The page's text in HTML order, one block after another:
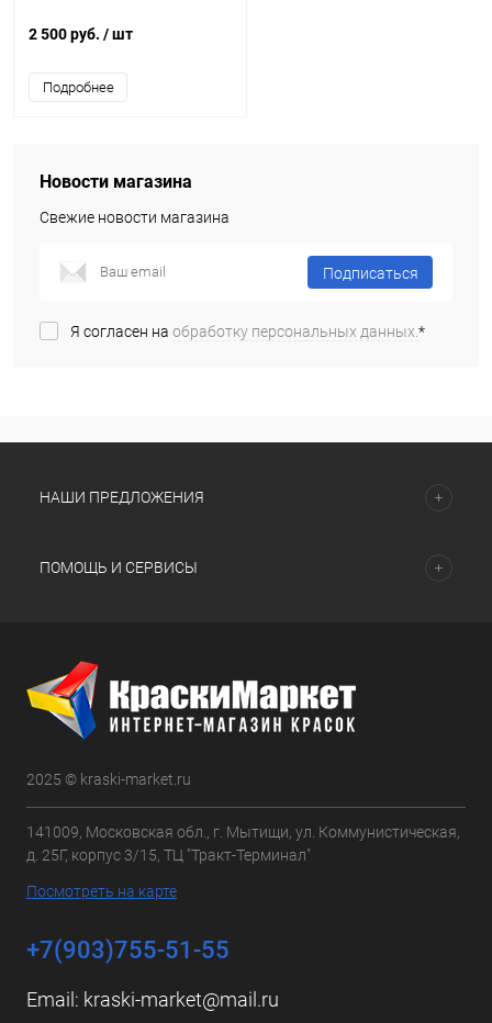
2 500 руб. / шт
Подробнее
Новости магазина
Свежие новости магазина
Подписаться
Я согласен на обработку персональных данных.*
НАШИ ПРЕДЛОЖЕНИЯ
ПОМОЩЬ И СЕРВИСЫ
2025 © kraski-market.ru
141009, Московская обл., г. Мытищи, ул. Коммунистическая,
д. 25Г, корпус 3/15, ТЦ "Тракт-Терминал"
Посмотреть на карте
+7(903)755-51-55
Email: kraski-market@mail.ru